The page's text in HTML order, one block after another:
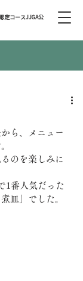
定コースJJGA公
ら、メニュー
のを楽しみに
1番人気だった
皿」でした。